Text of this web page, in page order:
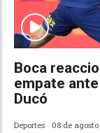
Boca
empate
Ducó
Deportes 08 de